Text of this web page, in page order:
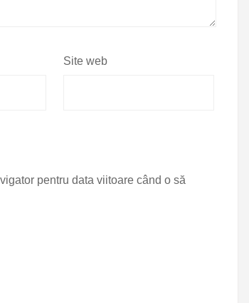
Site web
pentru data viitoare când o să